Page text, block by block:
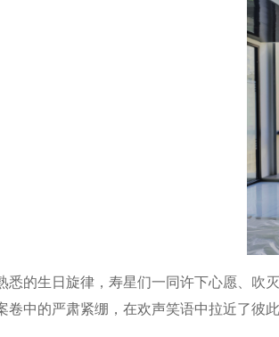
悉的生日旋律，寿星们一同许下心愿、吹
卷中的严肃紧绷，在欢声笑语中拉近了彼